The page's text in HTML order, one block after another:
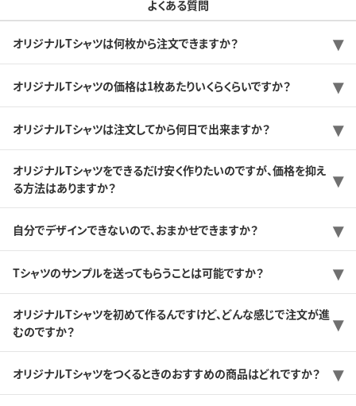
よくある質問
オリジナルTシャツは何枚から注文できますか？
オリジナルTシャツの価格は1枚あたりいくらくらいですか？
オリジナルTシャツは注文してから何日で出来ますか？
オリジナルTシャツをできるだけ安く作りたいのですが、価格を抑え
る方法はありますか？
自分でデザインできないので、おまかせできますか？
Tシャツのサンプルを送ってもらうことは可能ですか？
オリジナルTシャツを初めて作るんですけど、どんな感じで注文が進
むのですか？
オリジナルTシャツをつくるときのおすすめの商品はどれですか？